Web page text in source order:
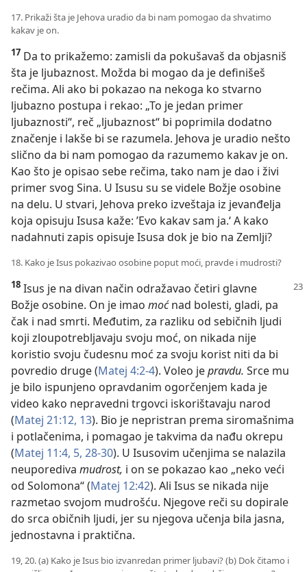
17. Prikaži šta je Jehova uradio da bi nam pomogao da shvatimo
kakav je on.
17 Da to prikažemo: zamisli da pokušavaš da objasniš
šta je ljubaznost. Možda bi mogao da je definišeš
rečima. Ali ako bi pokazao na nekoga ko stvarno
ljubazno postupa i rekao: „To je jedan primer
ljubaznosti“, reč „ljubaznost“ bi poprimila dodatno
značenje i lakše bi se razumela. Jehova je uradio nešto
slično da bi nam pomogao da razumemo kakav je on.
Kao što je opisao sebe rečima, tako nam je dao i živi
primer svog Sina. U Isusu su se videle Božje osobine
na delu. U stvari, Jehova preko izveštaja iz jevanđelja
koja opisuju Isusa kaže: ’Evo kakav sam ja.‘ A kako
nadahnuti zapis opisuje Isusa dok je bio na Zemlji?
18. Kako je Isus pokazivao osobine poput moći, pravde i mudrosti?
18 Isus je na divan način odražavao četiri glavne
Božje osobine. On je imao moćnad bolesti, gladi, pa
čak i nad smrti. Međutim, za razliku od sebičnih ljudi
koji zloupotrebljavaju svoju moć, on nikada nije
koristio svoju čudesnu moć za svoju korist niti da bi
povredio druge (Matej 4:2-4). Voleo jepravdu. Srce mu
je bilo ispunjeno opravdanim ogorčenjem kada je
video kako nepravedni trgovci iskorištavaju narod
(Matej 21:12, 13). Bio je nepristran prema siromašnima
i potlačenima, i pomagao je takvima da nađu okrepu
(Matej 11:4, 5, 28-30). U Isusovim učenjima se nalazila
neuporediva mudrost, i on se pokazao kao „neko veći
od Solomona“ (Matej 12:42). Ali Isus se nikada nije
razmetao svojom mudrošću. Njegove reči su dopirale
do srca običnih ljudi, jer su njegova učenja bila jasna,
jednostavna i praktična.
19, 20. (a) Kako je Isus bio izvanredan primer ljubavi? (b) Dok čitamo i